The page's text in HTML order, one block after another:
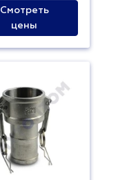
Смотреть
цены